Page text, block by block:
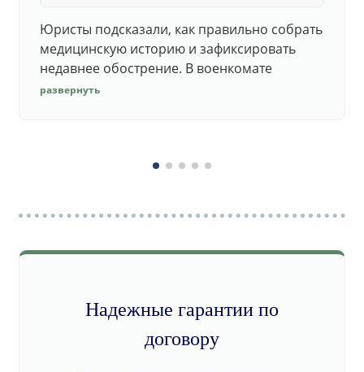
Юристы подсказали, как правильно собрать
медицинскую историю и зафиксировать
недавнее обострение. В военкомате
дерматолог принял документы без споров.
развернуть
Надежные гарантии по
договору